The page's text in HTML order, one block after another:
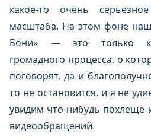
какое-то очень
масштаба. На этом фоне
Бони» — это только
громадного процесса, о
поговорят, да и
то не остановится, и я не
увидим что-нибудь похлеще
видеообращений.